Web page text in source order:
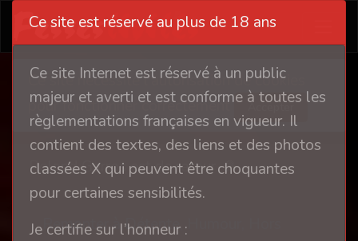
Ce site nécessite l'autorisation de cookies
pour fonctionner correctement
Accepter
Roland Garros est de retour. 🎾
Remonter à Détente, Humour, Hors
Ce site est réservé au plus de 18 ans
Ce site Internet est réservé à un public
majeur et averti et est conforme à toutes les
règlementations françaises en vigueur. Il
contient des textes, des liens et des photos
classées X qui peuvent être choquantes
pour certaines sensibilités.
Je certifie sur l’honneur :